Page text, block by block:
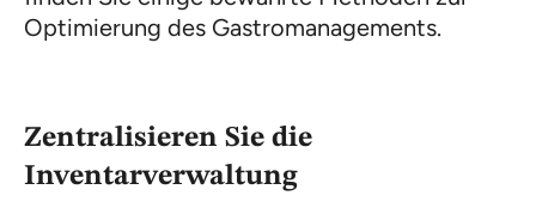
Optimierung des Gastromanagements.
Zentralisieren Sie die
Inventarverwaltung